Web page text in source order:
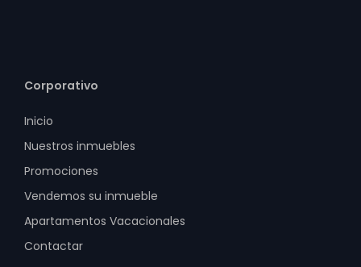
Corporativo
Inicio
Nuestros inmuebles
Promociones
Vendemos su inmueble
Apartamentos Vacacionales
Contactar